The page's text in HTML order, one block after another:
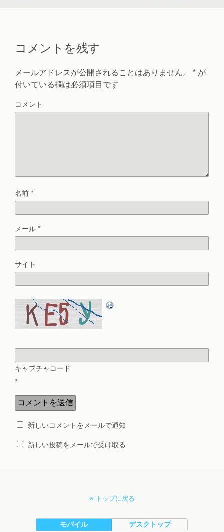
コメントを残す
メールアドレスが公開されることはありません。 * が
付いている欄は必須項目です
コメント
名前*
メール*
サイト
キャプチャコード
*
新しいコメントをメールで通知
新しい投稿をメールで受け取る
トップに戻る
モバイル デスクトップ